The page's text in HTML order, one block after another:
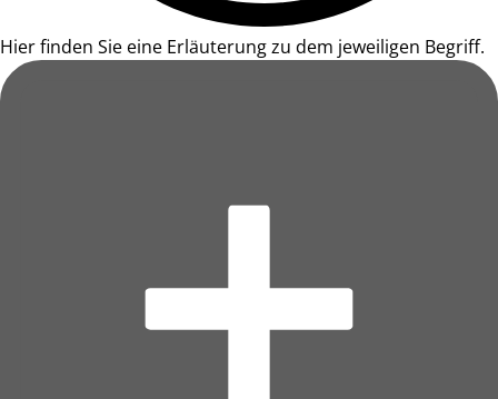
Hier finden Sie eine Erläuterung zu dem jeweiligen Begriff.